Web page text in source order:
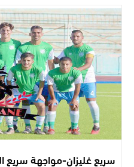
سريع غليزان-مواجهة سريع